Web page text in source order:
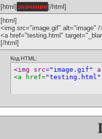
[html] значение [/html]
[html]
<img src="image.gif" alt="image" /
<a href="testing.html"
[/html]
Код HTML:
<img src="image.gif"
<a href="testing.html"